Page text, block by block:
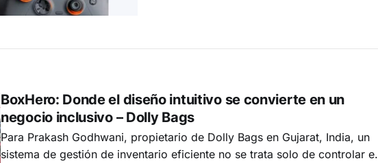
BoxHero: Donde el diseño intuitivo se convierte en un
negocio inclusivo – Dolly Bags
Para Prakash Godhwani, propietario de Dolly Bags en Gujarat, India, un
sistema de gestión de inventario eficiente no se trata solo de controlar el